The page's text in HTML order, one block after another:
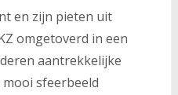
en zijn pieten uit
omgetoverd in een
aantrekkelijke
sfeerbeeld